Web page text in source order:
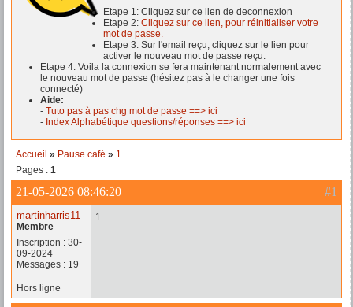
Etape 1: Cliquez sur ce lien de deconnexion
Etape 2: Cliquez sur ce lien, pour réinitialiser votre
mot de passe.
Etape 3: Sur l'email reçu, cliquez sur le lien pour
activer le nouveau mot de passe reçu.
Etape 4: Voila la connexion se fera maintenant normalement avec
le nouveau mot de passe (hésitez pas à le changer une fois
connecté)
Aide:
- Tuto pas à pas chg mot de passe ==> ici
- Index Alphabétique questions/réponses ==> ici
Accueil » Pause café » 1
Pages : 1
#1
21-05-2026 08:46:20
martinharris11
Membre
Inscription : 30-
09-2024
Messages : 19
1
Hors ligne